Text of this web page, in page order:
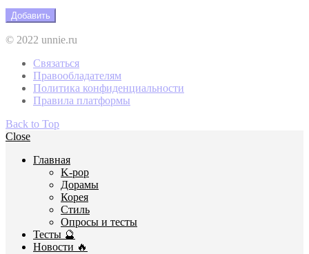
Добавить
© 2022 unnie.ru
Связаться
Правообладателям
Политика конфиденциальности
Правила платформы
Back to Top
Close
Главная
K-pop
Дорамы
Корея
Стиль
Опросы и тесты
Тесты 🔮
Новости 🔥